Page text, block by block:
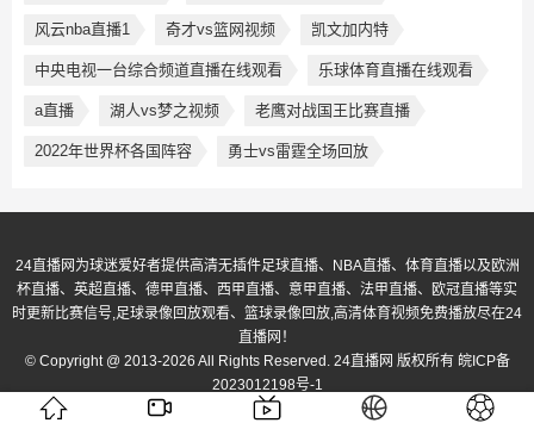
风云nba直播1 奇才vs篮网视频 凯文加内特
中央电视一台综合频道直播在线观看 乐球体育直播在线观看
a直播 湖人vs梦之视频 老鹰对战国王比赛直播
2022年世界杯各国阵容 勇士vs雷霆全场回放
24直播网为球迷爱好者提供高清无插件足球直播、NBA直播、体育直播以及欧洲
杯直播、英超直播、德甲直播、西甲直播、意甲直播、法甲直播、欧冠直播等实
时更新比赛信号,足球录像回放观看、篮球录像回放,高清体育视频免费播放尽在24
直播网！
© Copyright @ 2013-2026 All Rights Reserved. 24直播网 版权所有 皖ICP备
2023012198号-1